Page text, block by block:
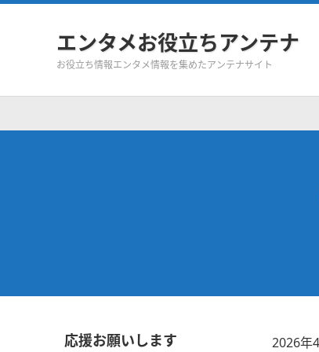
エンタメお役立ちアンテナ
お役立ち情報エンタメ情報を集めたアンテナサイト
2026年
応援お願いします